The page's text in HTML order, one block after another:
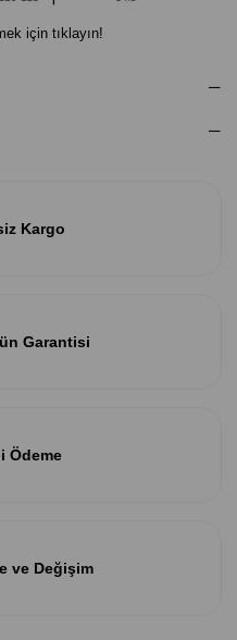
için tıklayın!
Kargo
Garantisi
Ödeme
ve Değişim